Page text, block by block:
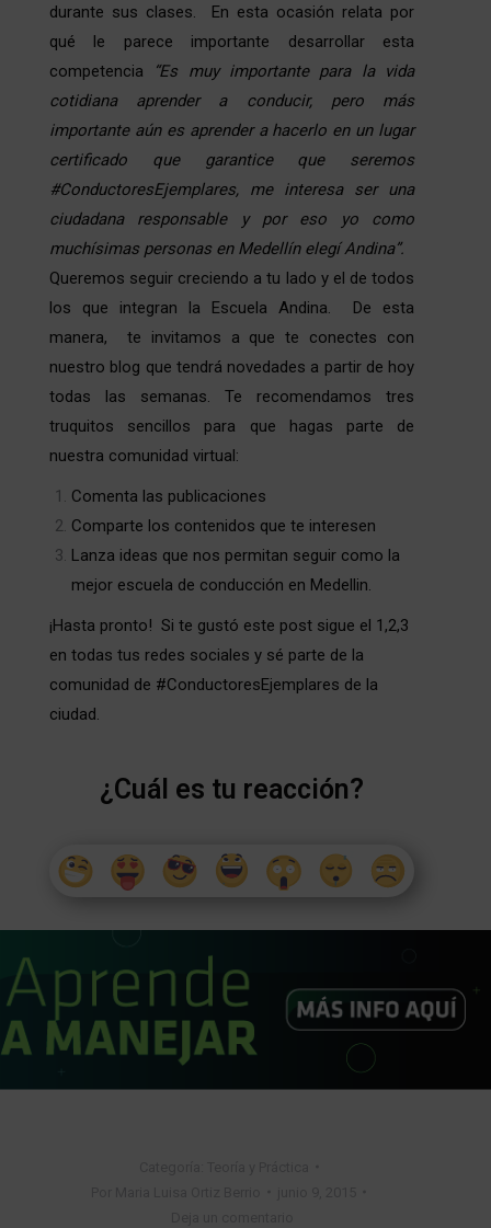
durante sus clases. En esta ocasión relata por
qué le parece importante desarrollar esta
competencia
“Es muy importante para la vida
cotidiana aprender a conducir, pero más
importante aún es aprender a hacerlo en un lugar
certificado que garantice que seremos
#ConductoresEjemplares, me interesa ser una
ciudadana responsable y por eso yo como
muchísimas personas en Medellín elegí Andina”.
Queremos seguir creciendo a tu lado y el de todos
los que integran la Escuela Andina. De esta
manera, te invitamos a que te conectes con
nuestro blog que tendrá novedades a partir de hoy
todas las semanas. Te recomendamos tres
truquitos sencillos para que hagas parte de
nuestra comunidad virtual:
Comenta las publicaciones
Comparte los contenidos que te interesen
Lanza ideas que nos permitan seguir como la
mejor escuela de conducción en Medellin.
¡Hasta pronto! Si te gustó este post sigue el 1,2,3
en todas tus redes sociales y sé parte de la
comunidad de #ConductoresEjemplares de la
ciudad.
¿Cuál es tu reacción?